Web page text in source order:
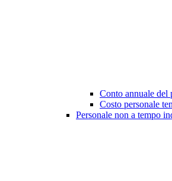
Conto annuale del
Costo personale
Personale non a tempo